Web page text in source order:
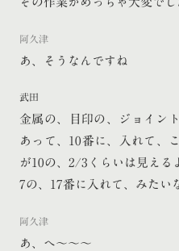
阿久津
あ、そうなんですね
武田
金属の、目印の、ジョイン
あって、10番に、入れて、
が10の、2/3くらいは見える
7の、17番に入れて、みたい
阿久津
あ、へ〜〜〜